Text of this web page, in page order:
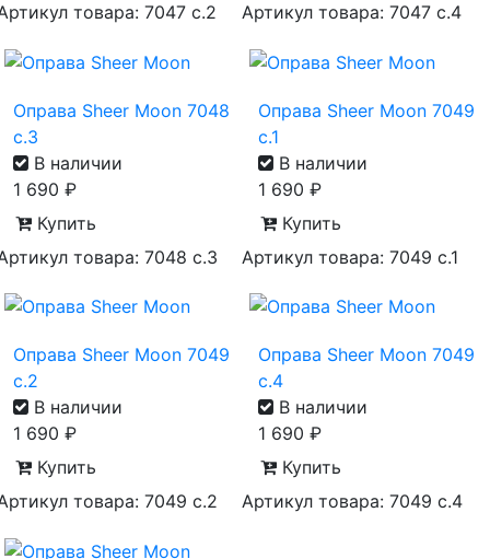
товара: 7047 с.2
Артикул товара: 7047 с.4
Оправа Sheer Moon 7048
с.3
В наличии
1 690 ₽
Купить
товара: 7048 с.3
Оправа Sheer Moon 7049
с.1
В наличии
1 690 ₽
Купить
Артикул товара: 7049 с.1
Оправа Sheer Moon 7049
с.2
В наличии
1 690 ₽
Купить
товара: 7049 с.2
Оправа Sheer Moon 7049
с.4
В наличии
1 690 ₽
Купить
Артикул товара: 7049 с.4